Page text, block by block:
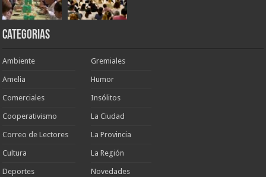
Categorias
Ambiente
Amelia
Comerciales
Cooperativismo
Correo de Lectores
Cultura
Deportes
Gremiales
Humor
Insólitos
La Ciudad
La Provincia
La Región
Novedades